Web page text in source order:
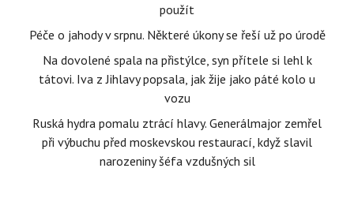
použít
Péče o jahody v srpnu. Některé úkony se řeší už po úrodě
Na dovolené spala na přistýlce, syn přítele si lehl k
tátovi. Iva z Jihlavy popsala, jak žije jako páté kolo u
vozu
Ruská hydra pomalu ztrácí hlavy. Generálmajor zemřel
při výbuchu před moskevskou restaurací, když slavil
narozeniny šéfa vzdušných sil